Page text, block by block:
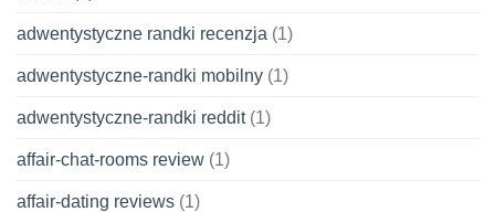
adwentystyczne randki recenzja (1)
adwentystyczne-randki mobilny (1)
adwentystyczne-randki reddit(1)
affair-chat-rooms review (1)
affair-dating reviews (1)